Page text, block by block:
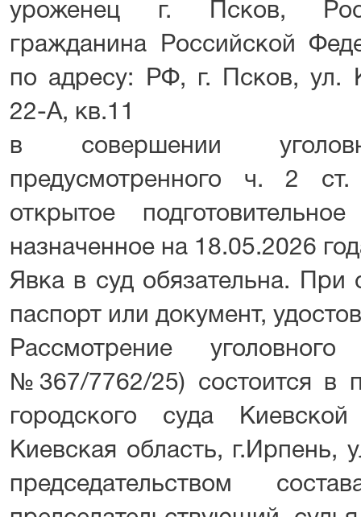
уроженец г. Псков,
гражданина Российской
по адресу: РФ, г. Псков, ул.
22-А, кв.11
в совершении
предусмотренного ч. 2
открытое
назначенное на 18.05.2026
Явка в суд обязательна. При
паспорт или документ,
Рассмотрение
№367/7762/25) состоится в
городского суда
Киевская область, г.Ирпень,
председательством